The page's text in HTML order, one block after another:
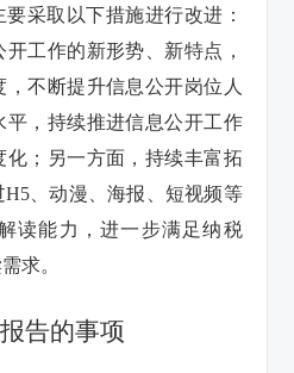
采取以下措施进行改进：
工作的新形势、新特点，
不断提升信息公开岗位人
平，持续推进信息公开工作
；另一方面，持续丰富拓
、动漫、海报、短视频等
读能力，进一步满足纳税
求。
告的事项